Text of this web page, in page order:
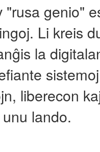
"rusa genio"
Li kreis
la
liberecon
lando.